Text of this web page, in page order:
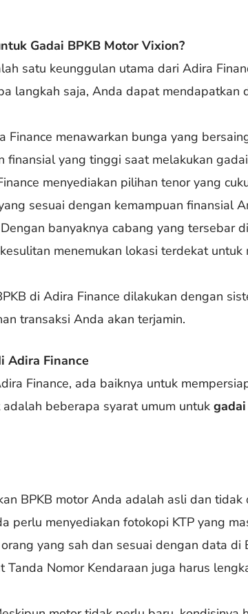
Gadai BPKB Motor Vixion?
satu keunggulan utama dari Adira
langkah saja, Anda dapat mendapatkan
Finance menawarkan bunga yang
finansial yang tinggi saat melakukan
menyediakan pilihan tenor yang
sesuai dengan kemampuan finansial
Dengan banyaknya cabang yang tersebar
menemukan lokasi terdekat
di Adira Finance dilakukan dengan
transaksi Anda akan terjamin.
Adira Finance
Finance, ada baiknya untuk
beberapa syarat umum untuk
BPKB motor Anda adalah asli dan tidak
perlu menyediakan fotokopi KTP yang
yang sah dan sesuai dengan data di
Tanda Nomor Kendaraan juga harus